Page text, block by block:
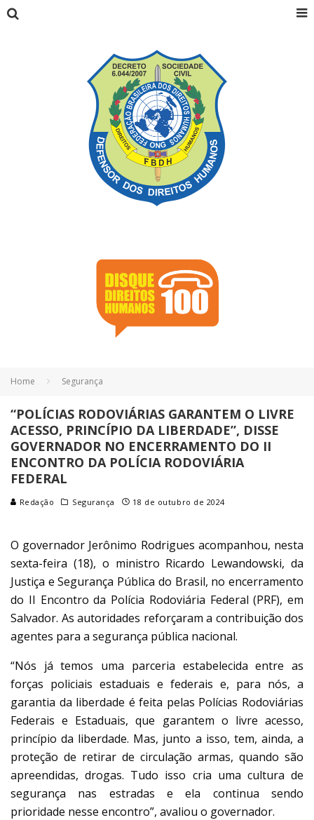
Home Segurança
“POLÍCIAS RODOVIÁRIAS GARANTEM O LIVRE
ACESSO, PRINCÍPIO DA LIBERDADE”, DISSE
GOVERNADOR NO ENCERRAMENTO DO II
ENCONTRO DA POLÍCIA RODOVIÁRIA
FEDERAL
Redação Segurança 18 de outubro de 2024
O governador Jerônimo Rodrigues acompanhou, nesta
sexta-feira (18), o ministro Ricardo Lewandowski, da
Justiça e Segurança Pública do Brasil, no encerramento
do II Encontro da Polícia Rodoviária Federal (PRF), em
Salvador. As autoridades reforçaram a contribuição dos
agentes para a segurança pública nacional.
“Nós já temos uma parceria estabelecida entre as
forças policiais estaduais e federais e, para nós, a
garantia da liberdade é feita pelas Polícias Rodoviárias
Federais e Estaduais, que garantem o livre acesso,
princípio da liberdade. Mas, junto a isso, tem, ainda, a
proteção de retirar de circulação armas, quando são
apreendidas, drogas. Tudo isso cria uma cultura de
segurança nas estradas e ela continua sendo
prioridade nesse encontro”, avaliou o governador.